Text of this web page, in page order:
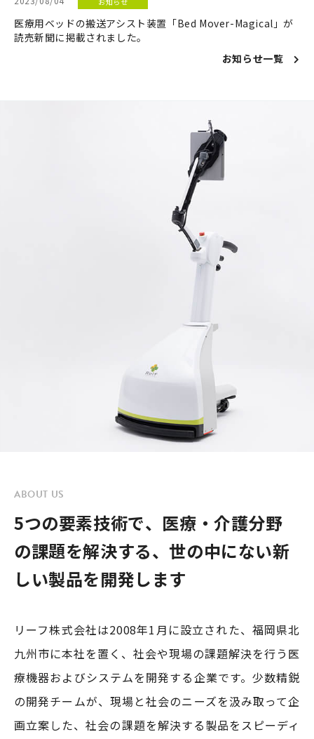
医療用ベッドの搬送アシスト装置「Bed Mover-Magical」が
読売新聞に掲載されました。
お知らせ一覧
ABOUT US
5つの要素技術で、 医療・介護分野
の課題を解決する、世の中にない新
しい製品を開発します
リーフ株式会社は2008年1⽉に設⽴された、福岡県北
九州市に本社を置く、社会や現場の課題解決を⾏う医
療機器およびシステムを開発する企業です。少数精鋭
の開発チームが、現場と社会のニーズを汲み取って企
画⽴案した、社会の課題を解決する製品をスピーディ